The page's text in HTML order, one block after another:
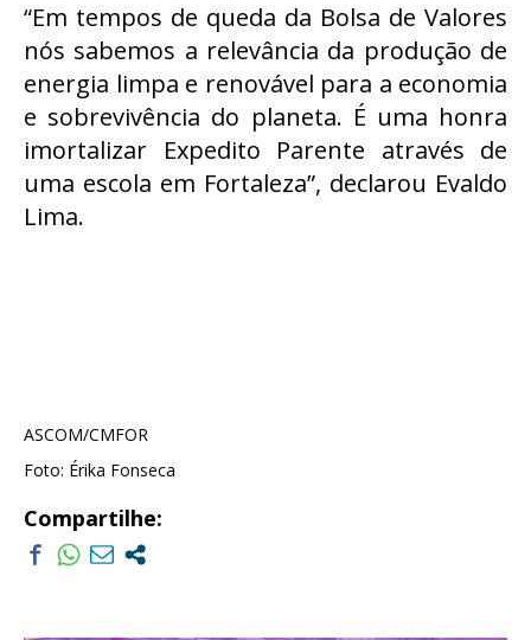
“Em tempos de queda da Bolsa de Valores
nós sabemos a relevância da produção de
energia limpa e renovável para a economia
e sobrevivência do planeta. É uma honra
imortalizar Expedito Parente através de
uma escola em Fortaleza”, declarou Evaldo
Lima.
ASCOM/CMFOR
Foto: Érika Fonseca
Compartilhe: